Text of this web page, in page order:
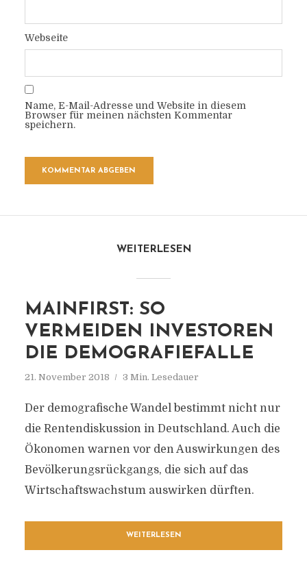
Webseite
Name, E-Mail-Adresse und Website in diesem
Browser für meinen nächsten Kommentar
speichern.
WEITERLESEN
MAINFIRST: SO
VERMEIDEN INVESTOREN
DIE DEMOGRAFIEFALLE
21. November 2018 3 Min. Lesedauer
Der demografische Wandel bestimmt nicht nur
die Rentendiskussion in Deutschland. Auch die
Ökonomen warnen vor den Auswirkungen des
Bevölkerungsrückgangs, die sich auf das
Wirtschaftswachstum auswirken dürften.
WEITERLESEN